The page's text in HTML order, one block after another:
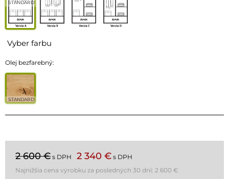
STANDARD
Vyber farbu
Olej bezfarebný:
STANDARD
2 600 € s DPH 2 340 € s DPH
Najnižšia cena výrobku za posledných 30 dní: 2 600 €